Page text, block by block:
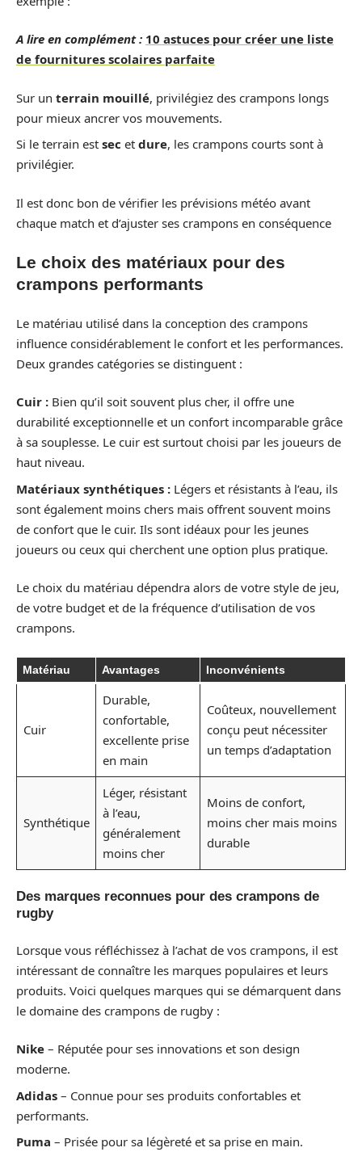
A lire en complément : 10 astuces pour créer une liste
de fournitures scolaires parfaite
Sur un terrain mouillé, privilégiez des crampons longs
pour mieux ancrer vos mouvements.
Si le terrain est sec et dure, les crampons courts sont à
privilégier.
Il est donc bon de vérifier les prévisions météo avant
chaque match et d’ajuster ses crampons en conséquence
Le choix des matériaux pour des
crampons performants
Le matériau utilisé dans la conception des crampons
influence considérablement le confort et les performances.
Deux grandes catégories se distinguent :
Cuir : Bien qu’il soit souvent plus cher, il offre une
durabilité exceptionnelle et un confort incomparable grâce
à sa souplesse. Le cuir est surtout choisi par les joueurs de
haut niveau.
Matériaux synthétiques : Légers et résistants à l’eau, ils
sont également moins chers mais offrent souvent moins
de confort que le cuir. Ils sont idéaux pour les jeunes
joueurs ou ceux qui cherchent une option plus pratique.
Le choix du matériau dépendra alors de votre style de jeu,
de votre budget et de la fréquence d’utilisation de vos
crampons.
Matériau Avantages Inconvénients
Cuir
Durable,
confortable,
excellente prise
en main
Coûteux, nouvellement
conçu peut nécessiter
un temps d’adaptation
Synthétique
Léger, résistant
à l’eau,
généralement
moins cher
Moins de confort,
moins cher mais moins
durable
Des marques reconnues pour des crampons de
rugby
Lorsque vous réfléchissez à l’achat de vos crampons, il est
intéressant de connaître les marques populaires et leurs
produits. Voici quelques marques qui se démarquent dans
le domaine des crampons de rugby :
Nike – Réputée pour ses innovations et son design
moderne.
Adidas – Connue pour ses produits confortables et
performants.
Puma – Prisée pour sa légèreté et sa prise en main.